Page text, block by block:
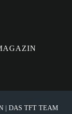
DAS TFT TEAM